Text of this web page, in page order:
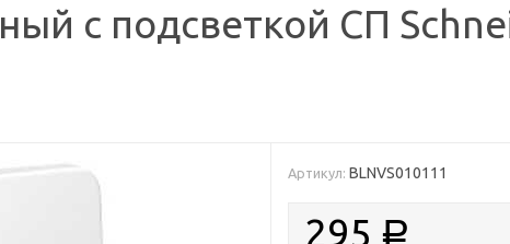
с подсветкой СП
Артикул: BLNVS010111
295 Р